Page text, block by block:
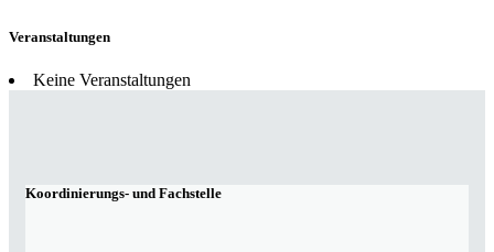
Veranstaltungen
Keine Veranstaltungen
Koordinierungs- und Fachstelle